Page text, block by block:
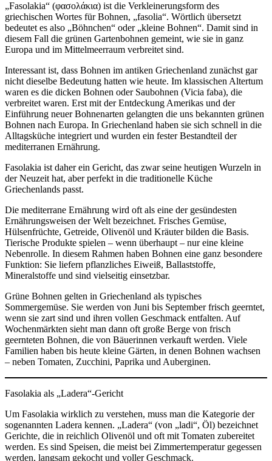
„Fasolakia“ (φασολάκια) ist die Verkleinerungsform des
griechischen Wortes für Bohnen, „fasolia“. Wörtlich übersetzt
bedeutet es also „Böhnchen“ oder „kleine Bohnen“. Damit sind in
diesem Fall die grünen Gartenbohnen gemeint, wie sie in ganz
Europa und im Mittelmeerraum verbreitet sind.
Interessant ist, dass Bohnen im antiken Griechenland zunächst gar
nicht dieselbe Bedeutung hatten wie heute. Im klassischen Altertum
waren es die dicken Bohnen oder Saubohnen (Vicia faba), die
verbreitet waren. Erst mit der Entdeckung Amerikas und der
Einführung neuer Bohnenarten gelangten die uns bekannten grünen
Bohnen nach Europa. In Griechenland haben sie sich schnell in die
Alltagsküche integriert und wurden ein fester Bestandteil der
mediterranen Ernährung.
Fasolakia ist daher ein Gericht, das zwar seine heutigen Wurzeln in
der Neuzeit hat, aber perfekt in die traditionelle Küche
Griechenlands passt.
Die mediterrane Ernährung wird oft als eine der gesündesten
Ernährungsweisen der Welt bezeichnet. Frisches Gemüse,
Hülsenfrüchte, Getreide, Olivenöl und Kräuter bilden die Basis.
Tierische Produkte spielen – wenn überhaupt – nur eine kleine
Nebenrolle. In diesem Rahmen haben Bohnen eine ganz besondere
Funktion: Sie liefern pflanzliches Eiweiß, Ballaststoffe,
Mineralstoffe und sind vielseitig einsetzbar.
Grüne Bohnen gelten in Griechenland als typisches
Sommergemüse. Sie werden von Juni bis September frisch geerntet,
wenn sie zart sind und ihren vollen Geschmack entfalten. Auf
Wochenmärkten sieht man dann oft große Berge von frisch
geernteten Bohnen, die von Bäuerinnen verkauft werden. Viele
Familien haben bis heute kleine Gärten, in denen Bohnen wachsen
– neben Tomaten, Zucchini, Paprika und Auberginen.
Fasolakia als „Ladera“-Gericht
Um Fasolakia wirklich zu verstehen, muss man die Kategorie der
sogenannten Ladera kennen. „Ladera“ (von „ladi“, Öl) bezeichnet
Gerichte, die in reichlich Olivenöl und oft mit Tomaten zubereitet
werden. Es sind Speisen, die meist bei Zimmertemperatur gegessen
werden, langsam gekocht und voller Geschmack.